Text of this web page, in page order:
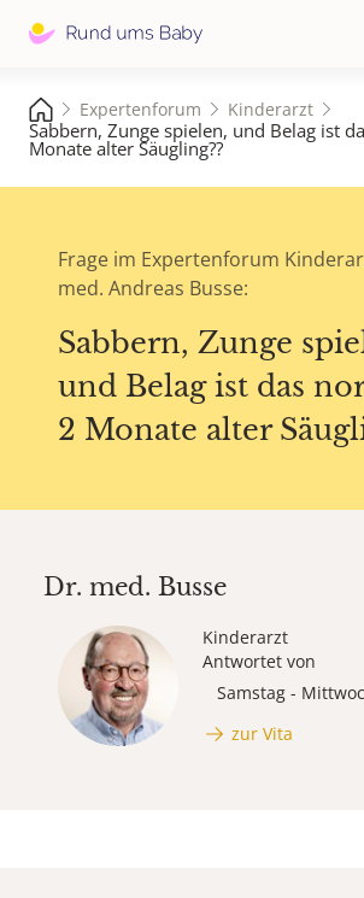
Expertenforum Kinderarzt
Sabbern, Zunge spielen, und Belag ist
Monate alter Säugling??
Frage im Expertenforum
med. Andreas Busse:
Sabbern, Zunge
und Belag ist das
2 Monate alter
Dr. med. Busse
Kinderarzt
Antwortet von
Samstag -
zur Vita